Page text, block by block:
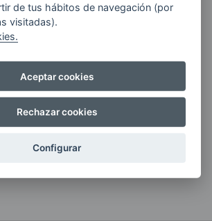
duda durante el
a:
de tus hábitos de navegación (por
visitadas).
Aceptar cookies
Rechazar cookies
Configurar